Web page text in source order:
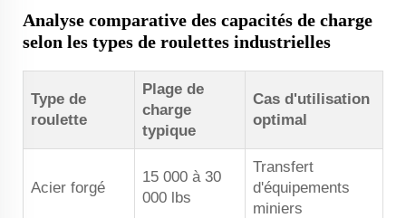
Analyse comparative des capacités de charge
selon les types de roulettes industrielles
Type de
roulette
Plage de
charge
typique
Cas d'utilisation
optimal
Acier forgé
15 000 à 30
000 lbs
Transfert
d'équipements
miniers